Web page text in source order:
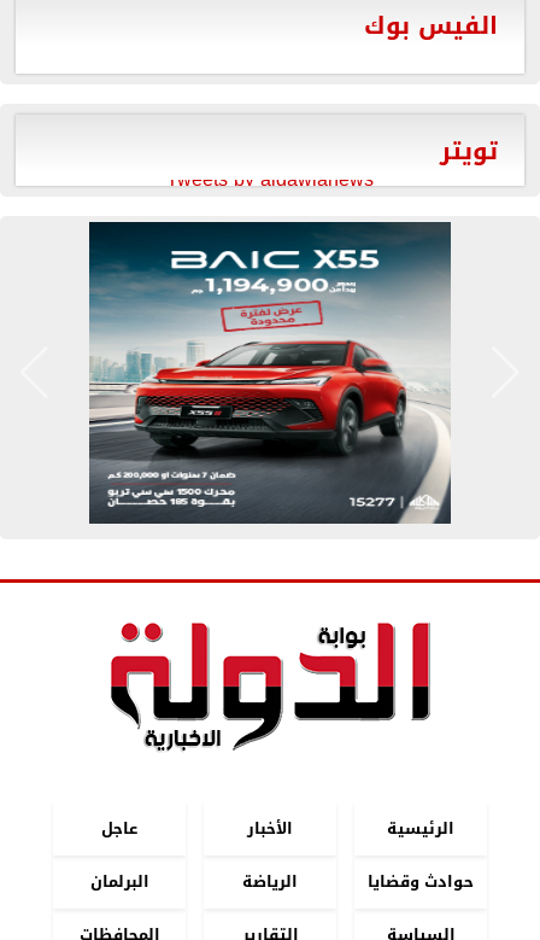
الفيس بوك
تويتر
Tweets by aldawlanews
الرئيسية الأخبار
عاجل
حوادث وقضايا
الرياضة
البرلمان